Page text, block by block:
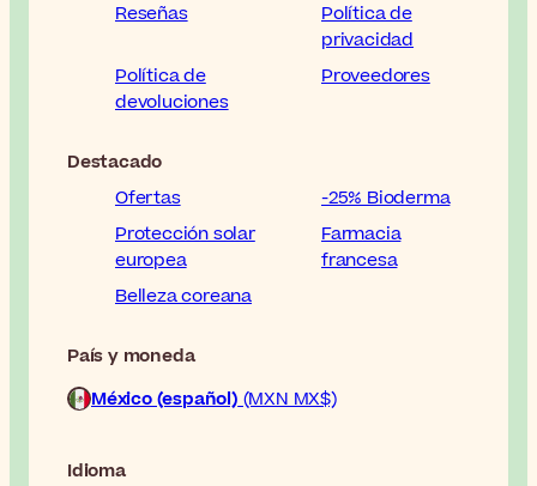
Reseñas
Política de
privacidad
Política de
devoluciones
Proveedores
Destacado
Ofertas
-25% Bioderma
Protección solar
europea
Farmacia
francesa
Belleza coreana
País y moneda
México (español)(MXN MX$)
Idioma